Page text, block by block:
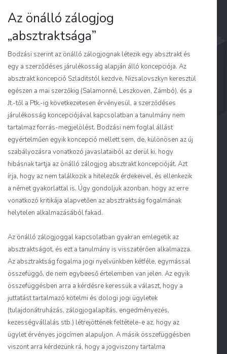
Az önálló zálogjog
„absztraktsága”
Bodzási szerint az önálló zálogjognak létezik egy absztrakt és
egy a szerződéses járulékosság alapján álló koncepciója. Az
absztrakt koncepció Szladitstól kezdve, Nizsalovszkyn keresztül
egészen a mai szerzőkig (Salamonné, Leszkoven, Zámbó), és a
Jt.-től a Ptk.-ig következetesen érvényesül, a szerződéses
járulékosság koncepciójával kapcsolatban a tanulmány nem
tartalmaz forrás-megjelölést. Bodzási nem foglal állást
egyértelműen egyik koncepció mellett sem, de, különösen az új
szabályozásra vonatkozó javaslataiból az derül ki, hogy
hibásnak tartja az önálló zálogjog absztrakt koncepcióját. Azt
írja, hogy az nem találkozik a hitelezők érdekeivel, és ellenkezik
a német gyakorlattal is. Úgy gondoljuk azonban, hogy az erre
vonatkozó kritikája alapvetően az absztraktság fogalmának
helytelen alkalmazásából fakad.
Az önálló zálogjoggal kapcsolatban gyakran emlegetik az
absztraktságot, és ezt a tanulmány is visszatérően alkalmazza.
Az absztraktság fogalma jogi nyelvünkben kétféle, egymással
összefüggő, de nem egybeeső értelemben van jelen. Az egyik
összefüggésben arra a kérdésre keressük a választ, hogy a
juttatást tartalmazó kötelmi és dologi jogi ügyletek
(tulajdonátruházás, zálogjogalapítás, engedményezés,
kezességvállalás stb.) létrejötténekfeltétele-e az, hogy az
ügylet érvényes jogcímen alapuljon. A másik összefüggésben
viszont arra kérdezünk rá, hogy a jogviszonytartalma